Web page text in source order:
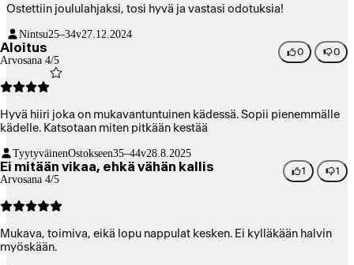
Ostettiin joululahjaksi, tosi hyvä ja vastasi odotuksia!
Nintsu25–34v27.12.2024
Aloitus
Arvosana 4/5
0 0
Hyvä hiiri joka on mukavantuntuinen kädessä. Sopii pienemmälle
kädelle. Katsotaan miten pitkään kestää
TyytyväinenOstokseen35–44v28.8.2025
Ei mitään vikaa, ehkä vähän kallis
Arvosana 4/5
1 1
Mukava, toimiva, eikä lopu nappulat kesken. Ei kylläkään halvin
myöskään.